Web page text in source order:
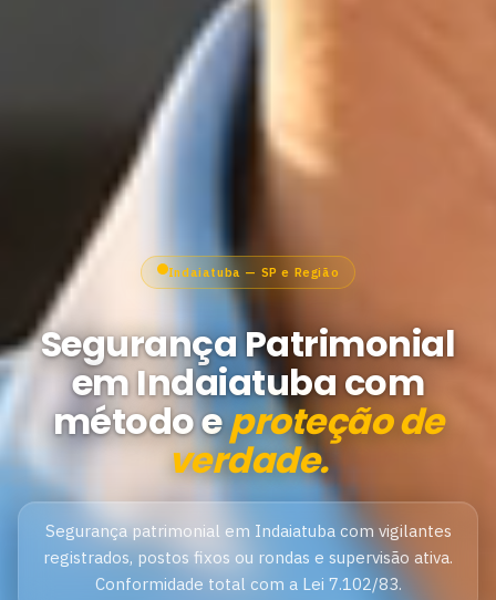
Indaiatuba — SP e Região
Segurança Patrimonial
em Indaiatuba com
método eproteção de
verdade.
Segurança patrimonial em Indaiatuba com vigilantes
registrados, postos fixos ou rondas e supervisão ativa.
Conformidade total com a Lei 7.102/83.